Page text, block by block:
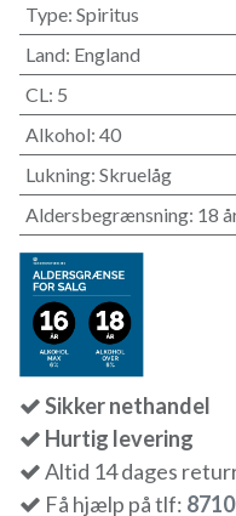
Type: Spiritus
Land: England
CL : 5
Alkohol: 40
Lukning: Skruelåg
Aldersbegrænsning: 18
Sikker nethandel
Hurtig levering​
Altid 14 dages
Få hjælp på tlf: